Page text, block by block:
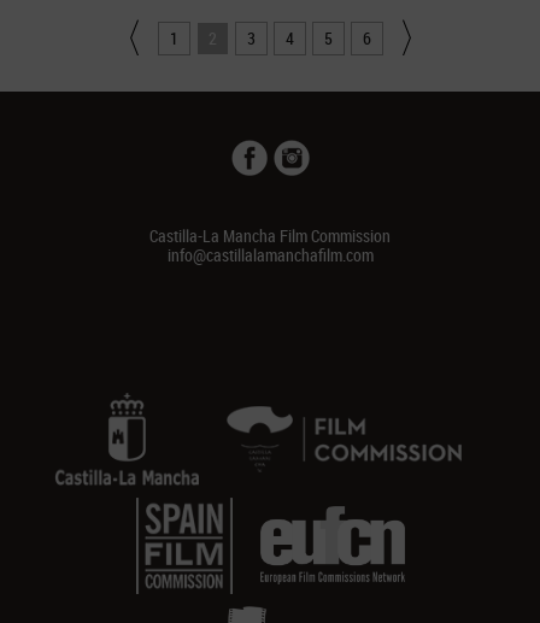
1 2 3 4 5 6
Castilla-La Mancha Film Commission
info@castillalamanchafilm.com